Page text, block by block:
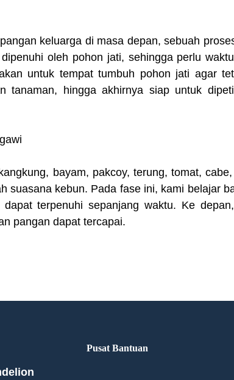
keluarga di masa depan, sebuah
oleh pohon jati, sehingga perlu
untuk tempat tumbuh pohon jati agar
tanaman, hingga akhirnya siap untuk
bayam, pakcoy, terung, tomat,
suasana kebun. Pada fase ini, kami belajar
terpenuhi sepanjang waktu. Ke
pangan dapat tercapai.
Pusat Bantuan